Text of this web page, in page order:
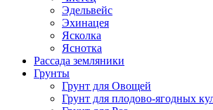
Эдельвейс
Эхинацея
Ясколка
Яснотка
Рассада земляники
Грунты
Грунт для Овощей
Грунт для плодово-ягодных